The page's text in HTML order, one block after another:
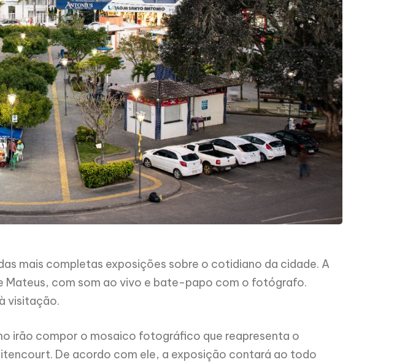
mais completas exposições sobre o cotidiano da cidade. A
Mateus, com som ao vivo e bate-papo com o fotógrafo.
visitação.
irão compor o mosaico fotográfico que reapresenta o
De acordo com ele, a exposição contará ao todo